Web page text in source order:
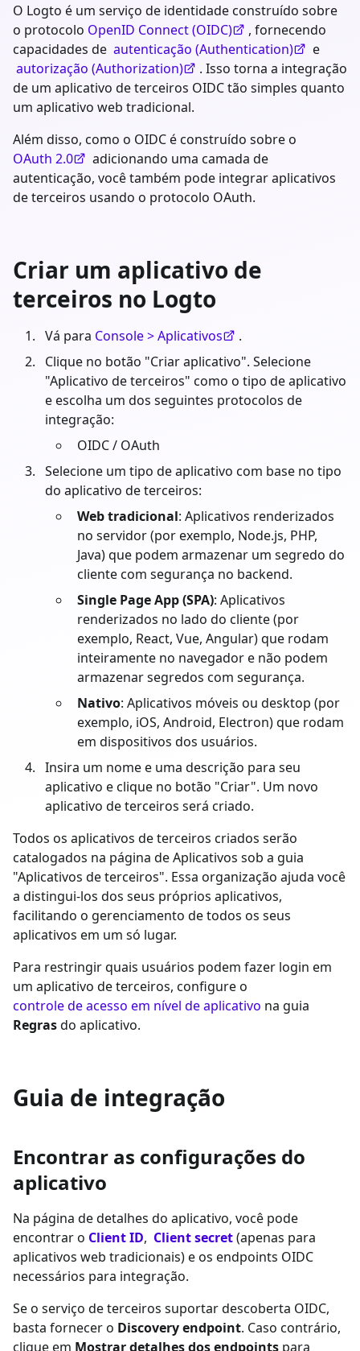
O Logto é um serviço de identidade construído sobre
o protocolo OpenID Connect (OIDC)
, fornecendo
capacidades de autenticação (Authentication)
e
autorização (Authorization)
. Isso torna a integração
de um aplicativo de terceiros OIDC tão simples quanto
um aplicativo web tradicional.
Além disso, como o OIDC é construído sobre o
OAuth 2.0
adicionando uma camada de
autenticação, você também pode integrar aplicativos
de terceiros usando o protocolo OAuth.
Criar um aplicativo de
terceiros no Logto
Vá para Console > Aplicativos
.
Clique no botão "Criar aplicativo". Selecione
"Aplicativo de terceiros" como o tipo de aplicativo
e escolha um dos seguintes protocolos de
integração:
OIDC / OAuth
Selecione um tipo de aplicativo com base no tipo
do aplicativo de terceiros:
Web tradicional: Aplicativos renderizados
no servidor (por exemplo, Node.js, PHP,
Java) que podem armazenar um segredo do
cliente com segurança no backend.
Single Page App (SPA): Aplicativos
renderizados no lado do cliente (por
exemplo, React, Vue, Angular) que rodam
inteiramente no navegador e não podem
armazenar segredos com segurança.
Nativo: Aplicativos móveis ou desktop (por
exemplo, iOS, Android, Electron) que rodam
em dispositivos dos usuários.
Insira um nome e uma descrição para seu
aplicativo e clique no botão "Criar". Um novo
aplicativo de terceiros será criado.
Todos os aplicativos de terceiros criados serão
catalogados na página de Aplicativos sob a guia
"Aplicativos de terceiros". Essa organização ajuda você
a distingui-los dos seus próprios aplicativos,
facilitando o gerenciamento de todos os seus
aplicativos em um só lugar.
Para restringir quais usuários podem fazer login em
um aplicativo de terceiros, configure o
controle de acesso em nível de aplicativo na guia
Regrasdo aplicativo.
Guia de integração
Encontrar as configurações do
aplicativo
Na página de detalhes do aplicativo, você pode
encontrar o Client ID, Client secret(apenas para
aplicativos web tradicionais) e os endpoints OIDC
necessários para integração.
Se o serviço de terceiros suportar descoberta OIDC,
basta fornecer o Discovery endpoint. Caso contrário,
clique em Mostrar detalhes dos endpoints para